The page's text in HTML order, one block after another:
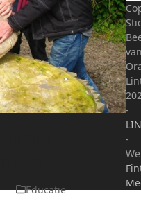
Educatie
-
-